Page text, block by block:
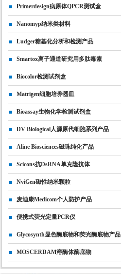
Primerdesign病原体qPCR测试盒
Nanomyp纳米类材料
Ludger糖基化分析和检测产品
Smartox离子通道研究用多肽毒素
Biocolor检测试剂盒
Matrigen细胞培养器皿
Bioassay生物化学检测试剂盒
DV Biological人源原代细胞系列产品
Aline Biosciences磁珠纯化产品
Scicons抗dsRNA单克隆抗体
NviGen磁性纳米颗粒
麦迪康Medicom个人防护产品
便携式荧光定量PCR仪
Glycosynth显色酶底物和荧光酶底物产品
MOSCERDAM溶酶体酶底物